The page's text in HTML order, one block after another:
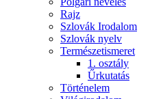
Rajz
Szlovák Irodalom
Szlovák nyelv
Természetismeret
1. osztály
Űrkutatás
Történelem